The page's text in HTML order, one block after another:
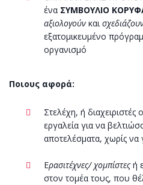
ένα ΣΥΜΒΟΥΛΙΟ
αξιολογούν και
εξατομικευμένο
οργανισμό
Ποιους αφορά:
Στελέχη, ή
εργαλεία για να
αποτελέσματα, χωρίς να
Ερασιτέχνες/ χομπίστεςή
στον τομέα τους, που